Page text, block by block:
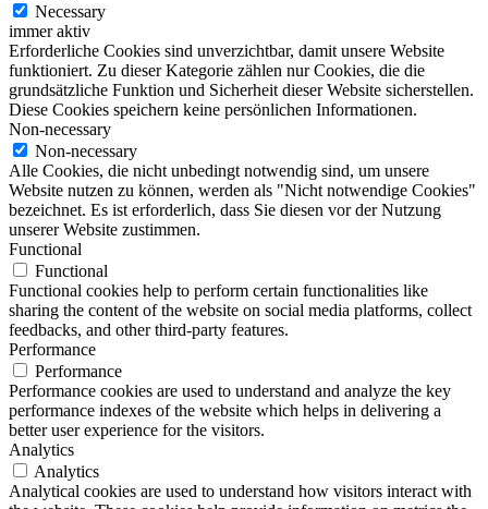
Necessary
immer aktiv
Erforderliche Cookies sind unverzichtbar, damit unsere Website
funktioniert. Zu dieser Kategorie zählen nur Cookies, die die
grundsätzliche Funktion und Sicherheit dieser Website sicherstellen.
Diese Cookies speichern keine persönlichen Informationen.
Non-necessary
Non-necessary
Alle Cookies, die nicht unbedingt notwendig sind, um unsere
Website nutzen zu können, werden als "Nicht notwendige Cookies"
bezeichnet. Es ist erforderlich, dass Sie diesen vor der Nutzung
unserer Website zustimmen.
Functional
Functional
Functional cookies help to perform certain functionalities like
sharing the content of the website on social media platforms, collect
feedbacks, and other third-party features.
Performance
Performance
Performance cookies are used to understand and analyze the key
performance indexes of the website which helps in delivering a
better user experience for the visitors.
Analytics
Analytics
Analytical cookies are used to understand how visitors interact with